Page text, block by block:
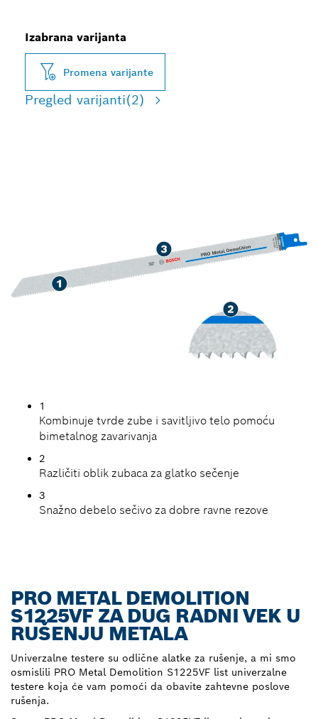
Izabrana varijanta
Promena varijante
Pregled varijanti(2)
1
Kombinuje tvrde zube i savitljivo telo pomoću
bimetalnog zavarivanja
2
Različiti oblik zubaca za glatko sečenje
3
Snažno debelo sečivo za dobre ravne rezove
PRO METAL DEMOLITION
S1225VF ZA DUG RADNI VEK U
RUŠENJU METALA
Univerzalne testere su odlične alatke za rušenje, a mi smo
osmislili PRO Metal Demolition S1225VF list univerzalne
testere koja će vam pomoći da obavite zahtevne poslove
rušenja.